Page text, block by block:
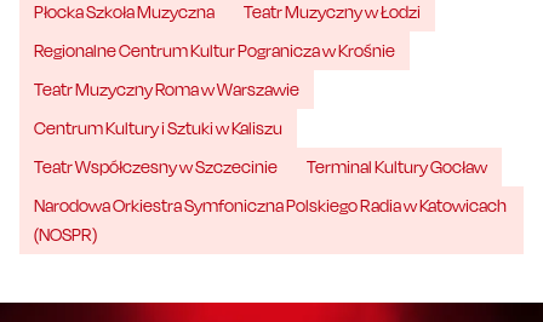
Płocka Szkoła Muzyczna
Teatr Muzyczny w Łodzi
Regionalne Centrum Kultur Pogranicza w Krośnie
Teatr Muzyczny Roma w Warszawie
Centrum Kultury i Sztuki w Kaliszu
Teatr Współczesny w Szczecinie
Terminal Kultury Gocław
Narodowa Orkiestra Symfoniczna Polskiego Radia w Katowicach
(NOSPR)